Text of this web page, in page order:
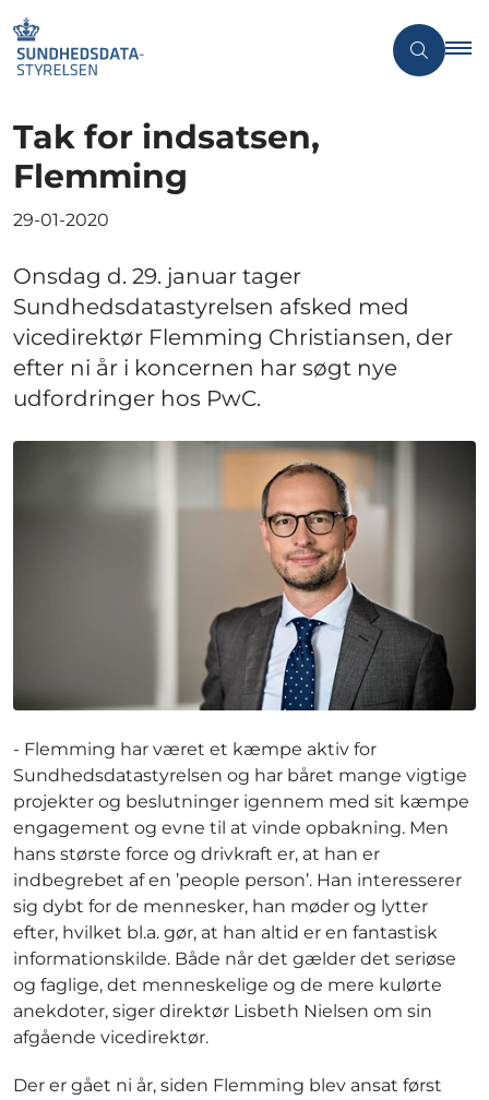
Tak for indsatsen,
Flemming
29-01-2020
Onsdag d. 29. januar tager
Sundhedsdatastyrelsen afsked med
vicedirektør Flemming Christiansen, der
efter ni år i koncernen har søgt nye
udfordringer hos PwC.
- Flemming har været et kæmpe aktiv for
Sundhedsdatastyrelsen og har båret mange vigtige
projekter og beslutninger igennem med sit kæmpe
engagement og evne til at vinde opbakning. Men
hans største force og drivkraft er, at han er
indbegrebet af en ’people person’. Han interesserer
sig dybt for de mennesker, han møder og lytter
efter, hvilket bl.a. gør, at han altid er en fantastisk
informationskilde. Både når det gælder det seriøse
og faglige, det menneskelige og de mere kulørte
anekdoter, siger direktør Lisbeth Nielsen om sin
afgående vicedirektør.
Der er gået ni år, siden Flemming blev ansat først